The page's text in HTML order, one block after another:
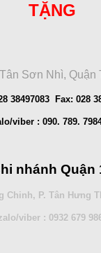
TẶNG
Sơn Nhì, Quận
38497083 Fax: 028
viber : 090. 789.
nhánh Quận
Chinh, P. Tân Hưng
viber : 0932 679